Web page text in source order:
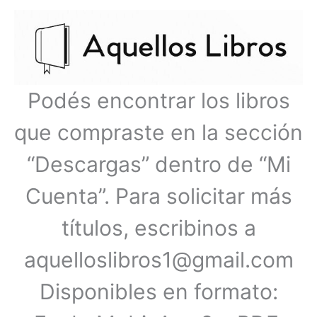
Podés encontrar los libros
que compraste en la sección
“Descargas” dentro de “Mi
Cuenta”. Para solicitar más
títulos, escribinos a
aquelloslibros1@gmail.com
Disponibles en formato:
principal